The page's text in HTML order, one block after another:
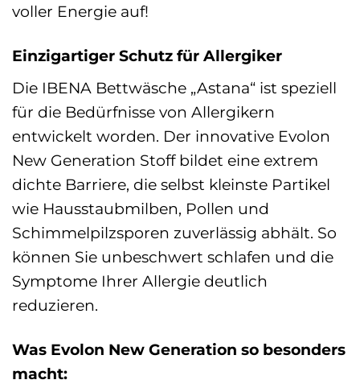
voller Energie auf!
Einzigartiger Schutz für Allergiker
Die IBENA Bettwäsche „Astana“ ist speziell
für die Bedürfnisse von Allergikern
entwickelt worden. Der innovative Evolon
New Generation Stoff bildet eine extrem
dichte Barriere, die selbst kleinste Partikel
wie Hausstaubmilben, Pollen und
Schimmelpilzsporen zuverlässig abhält. So
können Sie unbeschwert schlafen und die
Symptome Ihrer Allergie deutlich
reduzieren.
Was Evolon New Generation so besonders
macht: